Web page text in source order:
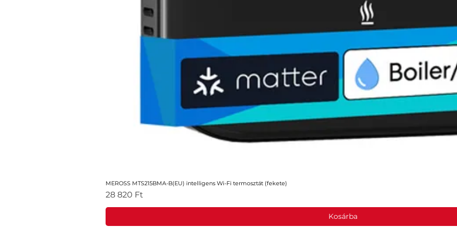
MEROSS MTS215BMA-B(EU) intelligens Wi-Fi termosztát (fekete)
Ár
28 820 Ft
Kosárba